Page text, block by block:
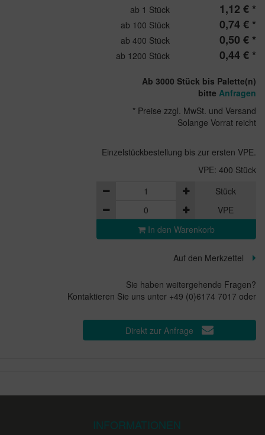
ab 1 Stück 1,12 € *
ab 100 Stück 0,74 € *
ab 400 Stück 0,50 € *
ab 1200 Stück 0,44 € *
Ab 3000 Stück bis Palette(n)
bitte Anfragen
* Preise zzgl. MwSt. und Versand
Solange Vorrat reicht
Einzelstückbestellung bis zur ersten VPE.
VPE: 400 Stück
Stück
VPE
In den Warenkorb
Auf den Merkzettel
Sie haben weitergehende Fragen?
Kontaktieren Sie uns unter +49 (0)6174 7017 oder
Direkt zur Anfrage
INFORMATIONEN